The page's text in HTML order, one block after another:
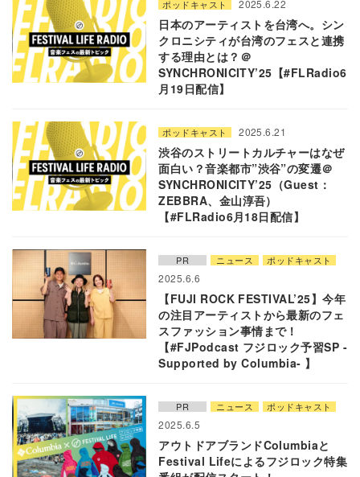
ポッドキャスト 2025.6.22
日本のアーティストを台湾へ。シン
クロニシティが台湾のフェスと連携
する理由とは？＠
SYNCHRONICITY’25【#FLRadio6
月19日配信】
ポッドキャスト 2025.6.21
渋谷のストリートカルチャーはなぜ
面白い？音楽都市”渋谷”の変遷＠
SYNCHRONICITY’25（Guest：
ZEBBRA、金山淳吾）
【#FLRadio6月18日配信】
PR ニュース ポッドキャスト
2025.6.6
【FUJI ROCK FESTIVAL’25】今年
の注目アーティストから最新のフェ
スファッション事情まで！
【#FJPodcast フジロック予習SP -
Supported by Columbia- 】
PR ニュース ポッドキャスト
2025.6.5
アウトドアブランドColumbiaと
Festival Lifeによるフジロック特集